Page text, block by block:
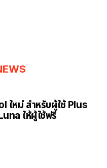
ใหม่ สำหรับผู้ใช้ Plus
ให้ผู้ใช้ฟรี